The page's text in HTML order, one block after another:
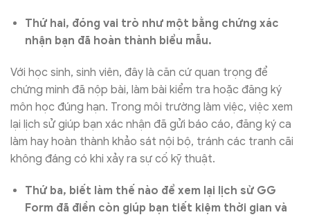
Thứ hai, đóng vai trò như một bằng chứng xác
nhận bạn đã hoàn thành biểu mẫu.
Với học sinh, sinh viên, đây là căn cứ quan trọng để
chứng minh đã nộp bài, làm bài kiểm tra hoặc đăng ký
môn học đúng hạn. Trong môi trường làm việc, việc xem
lại lịch sử giúp bạn xác nhận đã gửi báo cáo, đăng ký ca
làm hay hoàn thành khảo sát nội bộ, tránh các tranh cãi
không đáng có khi xảy ra sự cố kỹ thuật.
Thứ ba, biết làm thế nào để xem lại lịch sử GG
Form đã điền còn giúp bạn tiết kiệm thời gian và